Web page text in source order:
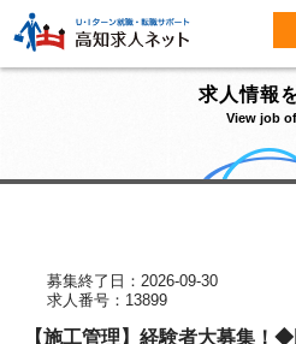
求人情報
View job
募集終了日：2026-09-30
求人番号：13899
【施工管理】経験者大募集！